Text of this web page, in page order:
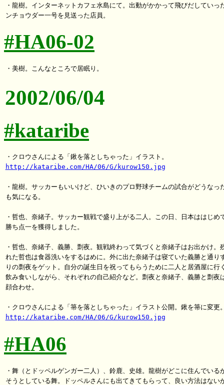
・龍樹。インターネットカフェ水島にて。出動がかかって飛びだしていっ
#HA06-02
2002/06/04
#kataribe
http://kataribe.com/HA/06/G/kurow150.jpg
・龍樹。サッカーもいいけど、ひいきのプロ野球チームの試合がどうなっ
も気になる。
・哲也、奈緒子。サッカー観戦で盛り上がる二人。この日、日本ははじめ
勝ち点一を獲得しました。
・哲也、奈緒子、義勝、剽夜。観戦終わって気づくと奈緒子はお出かけ。
れた哲也は食器洗いをするはめに。外に出た奈緒子は寝ていた義勝と通り
りの剽夜をゲット。自分の誕生日を祝ってもらうために二人と居酒屋に行
飲み食いしながら、それぞれの自己紹介など。剽夜と奈緒子、義勝と剽夜
顔合わせ。
http://kataribe.com/HA/06/G/kurow150.jpg
#HA06
・舞（とドッペルゲンガー二人）、鈴鹿、史雄。龍樹がどこに住んでいる
そうとしている舞。ドッペルさんにも出てきてもらって、良い方法はない